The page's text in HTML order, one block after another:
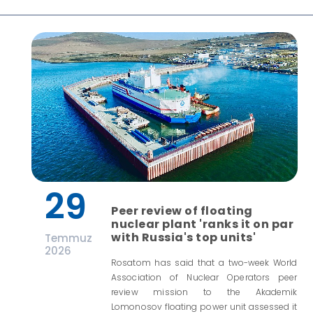
29
Temmuz
2026
Peer review of floating
nuclear plant 'ranks it on par
with Russia's top units'
Rosatom has said that a two-week World
Association of Nuclear Operators peer
review mission to the Akademik
Lomonosov floating power unit assessed it